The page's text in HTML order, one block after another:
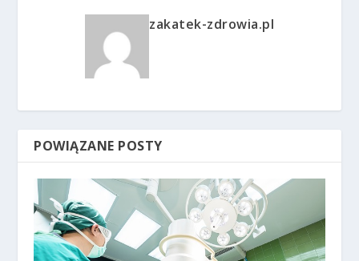
zakatek-zdrowia.pl
POWIĄZANE POSTY